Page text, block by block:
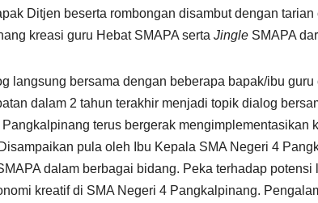
Ditjen beserta rombongan disambut dengan tarian
kreasi guru Hebat SMAPA serta Jingle SMAPA
langsung bersama dengan beberapa bapak/ibu guru
dalam 2 tahun terakhir menjadi topik dialog
terus bergerak mengimplementasikan
pula oleh Ibu Kepala SMA Negeri 4
dalam berbagai bidang. Peka terhadap potensi
kreatif di SMA Negeri 4 Pangkalpinang.